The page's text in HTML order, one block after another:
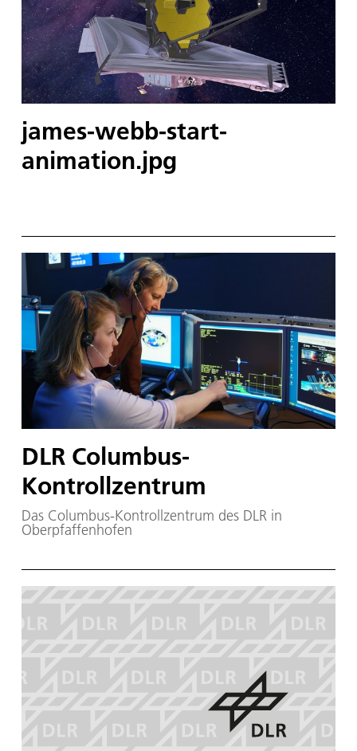
james-webb-start-
animation.jpg
DLR Columbus-
Kontrollzentrum
Das Columbus-Kontrollzentrum des DLR in
Oberpfaffenhofen